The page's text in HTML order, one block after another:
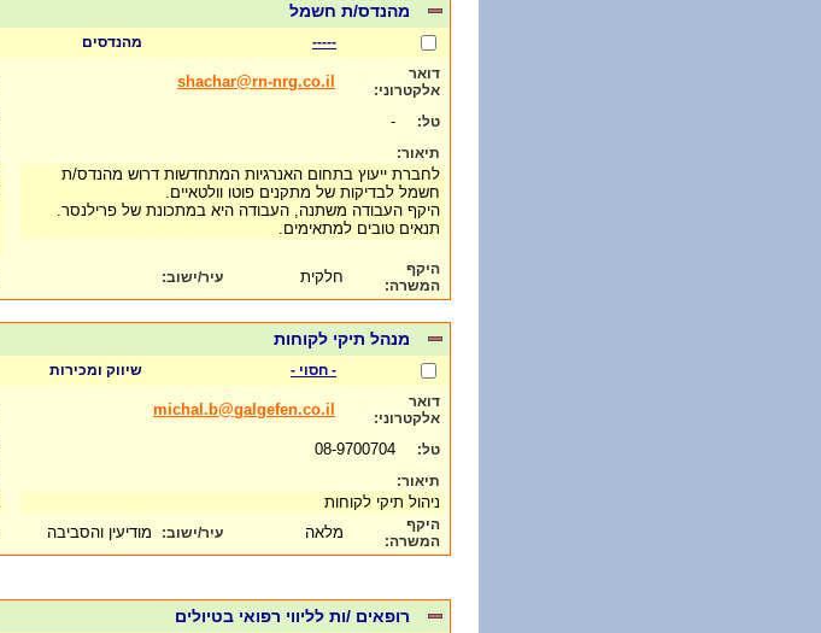
מהנדס/ת חשמל
----- מהנדסים
דואר
אלקטרוני:
shachar@rn-nrg.co.il
טל: -
תיאור:
לחברת ייעוץ בתחום האנרגיות המתחדשות דרוש מהנדס/ת
חשמל לבדיקות של מתקנים פוטו וולטאיים.
היקף העבודה משתנה, העבודה היא במתכונת של פרילנסר.
תנאים טובים למתאימים.
היקף
המשרה:
חלקית עיר/ישוב:
מנהל תיקי לקוחות
- חסוי - שיווק ומכירות
דואר
אלקטרוני:
michal.b@galgefen.co.il
טל:
תיאור:
ניהול תיקי לקוחות
היקף
המשרה:
מלאה עיר/ישוב: מודיעין והסביבה
רופאים /ות לליווי רפואי בטיולים